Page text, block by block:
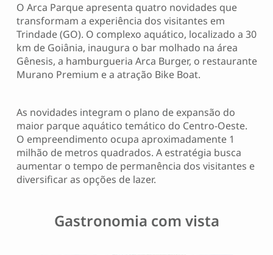
O Arca Parque apresenta quatro novidades que
transformam a experiência dos visitantes em
Trindade (GO). O complexo aquático, localizado a 30
km de Goiânia, inaugura o bar molhado na área
Gênesis, a hamburgueria Arca Burger, o restaurante
Murano Premium e a atração Bike Boat.
As novidades integram o plano de expansão do
maior parque aquático temático do Centro-Oeste.
O empreendimento ocupa aproximadamente 1
milhão de metros quadrados. A estratégia busca
aumentar o tempo de permanência dos visitantes e
diversificar as opções de lazer.
Gastronomia com vista